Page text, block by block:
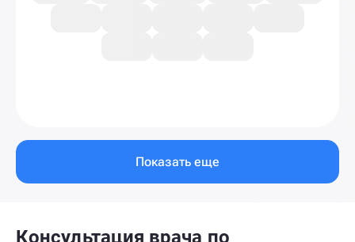
Показать еще
Консультация врача по